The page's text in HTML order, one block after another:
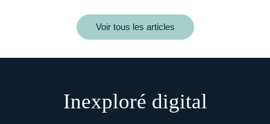
Voir tous les articles
Inexploré digital